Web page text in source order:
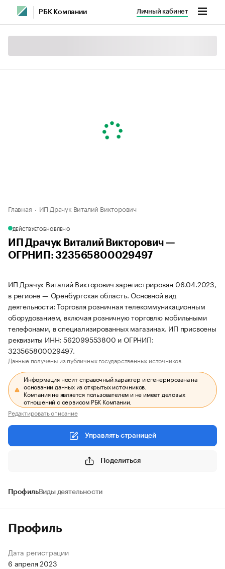
РБК Компании Личный кабинет
Главная ИП Драчук Виталий Викторович
ДЕЙСТВУЕТОБНОВЛЕНО
ИП Драчук Виталий Викторович —
ОГРНИП: 323565800029497
ИП Драчук Виталий Викторович зарегистрирован 06.04.2023,
в регионе — Оренбургская область. Основной вид
деятельности: Торговля розничная телекоммуникационным
оборудованием, включая розничную торговлю мобильными
телефонами, в специализированных магазинах. ИП присвоены
реквизиты ИНН: 562099553800 и ОГРНИП:
323565800029497.
Данные получены из публичных государственных источников.
Информация носит справочный характер и сгенерирована на
основании данных из открытых источников.
Компания не является пользователем и не имеет деловых
отношений с сервисом РБК Компании.
Редактировать описание
Управлять страницей
Поделиться
ПрофильВиды деятельности
Профиль
Дата регистрации
6 апреля 2023